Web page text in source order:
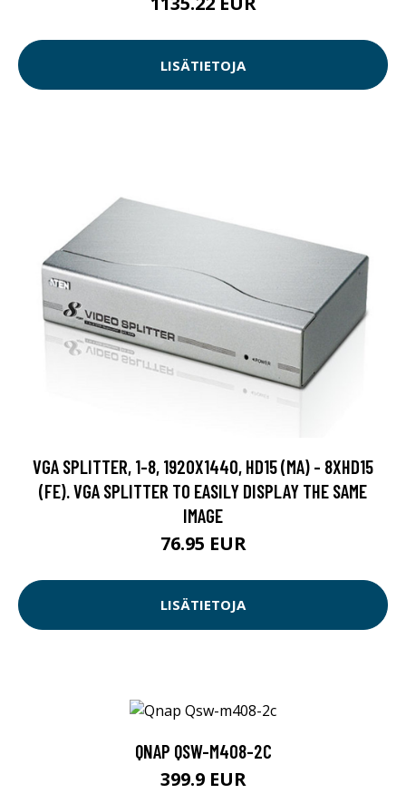
LISÄTIETOJA
VGA SPLITTER, 1-8, 1920X1440, HD15 (MA) - 8XHD15
(FE). VGA SPLITTER TO EASILY DISPLAY THE SAME
IMAGE
76.95 EUR
LISÄTIETOJA
QNAP QSW-M408-2C
399.9 EUR